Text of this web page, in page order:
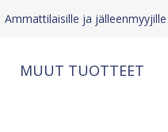
Ammattilaisille ja jälleenmyyjille
MUUT TUOTTEET